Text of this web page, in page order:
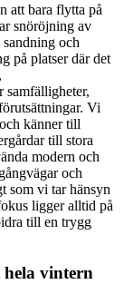
att bara flytta på
snöröjning av
och
på platser där det
samfälligheter,
Vi
känner till
till stora
modern och
och
som vi tar hänsyn
ligger alltid på
till en trygg
hela vintern